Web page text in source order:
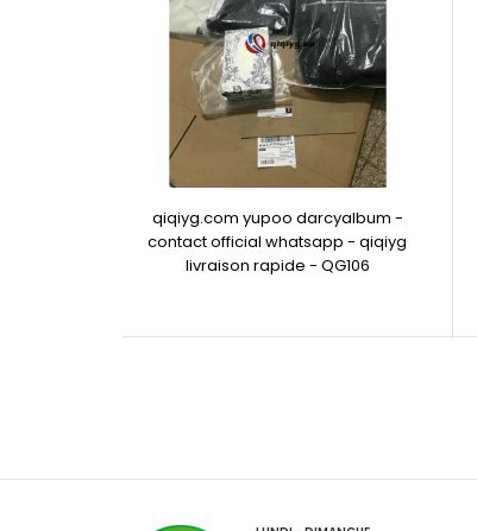
qiqiyg.com yupoo darcyalbum -
contact official whatsapp - qiqiyg
livraison rapide - QG106